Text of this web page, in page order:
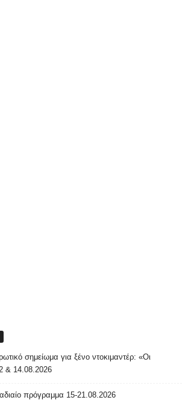
σημείωμα για ξένο ντοκιμαντέρ: «Οι
& 14.08.2026
πρόγραμμα 15-21.08.2026